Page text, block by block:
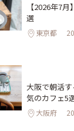
【2026年7
選
東京都
大阪で朝活
気のカフェ5
大阪府